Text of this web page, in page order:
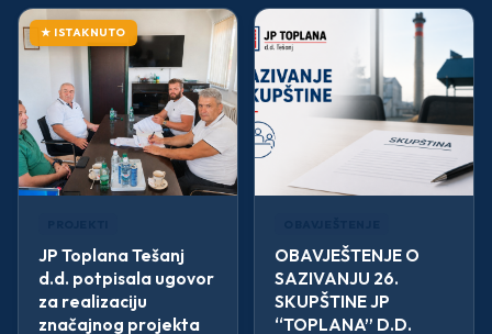
— Djelatnosti
— Standardi
Korisnički servis
Kontakt
★ ISTAKNUTO
JP Toplana Tešanj
d.d. potpisala ugovor
za realizaciju
značajnog projekta
OBAVJEŠTENJE O
SAZIVANJU 26.
SKUPŠTINE JP
“TOPLANA” D.D.